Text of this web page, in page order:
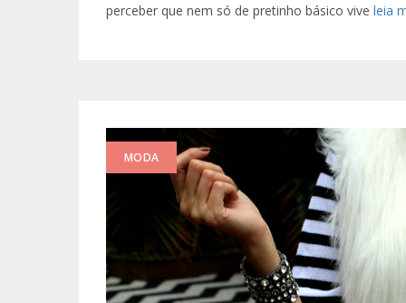
perceber que nem só de pretinho básico vive leia
MODA